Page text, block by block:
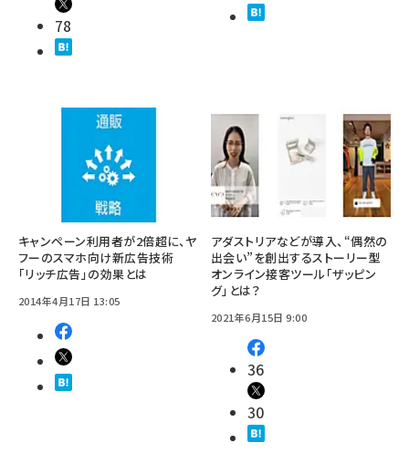
78
キャンペーン利用者が2倍超に、ヤ
フーのスマホ向け新広告技術
「リッチ広告」の効果とは
2014年4月17日 13:05
アダストリアなどが導入、“偶然の
出会い”を創出するストーリー型
オンライン接客ツール「ザッピン
グ」とは？
2021年6月15日 9:00
36
30